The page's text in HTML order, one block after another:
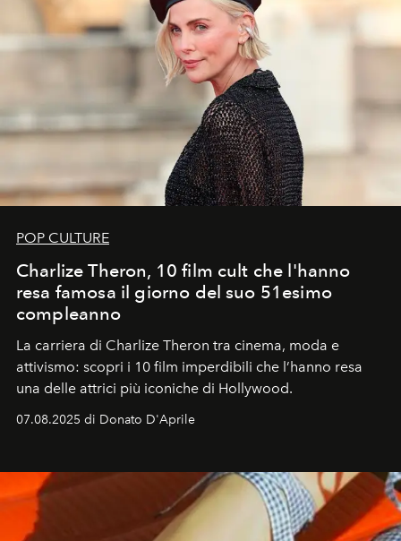
POP CULTURE
Charlize Theron, 10 film cult che l'hanno
resa famosa il giorno del suo 51esimo
compleanno
La carriera di Charlize Theron tra cinema, moda e
attivismo: scopri i 10 film imperdibili che l’hanno resa
una delle attrici più iconiche di Hollywood.
07.08.2025 di Donato D'Aprile